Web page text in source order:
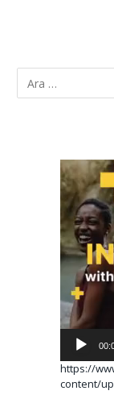
Video
oynatıcı
https://
content/